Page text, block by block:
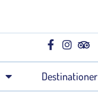
Destinationer